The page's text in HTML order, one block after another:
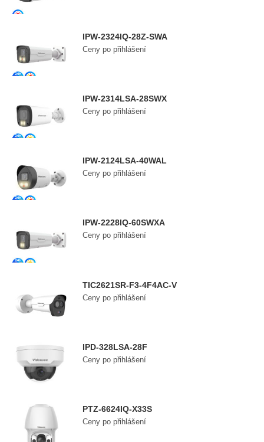
IPW-2324IQ-28Z-SWA
Ceny po přihlášení
IPW-2314LSA-28SWX
Ceny po přihlášení
IPW-2124LSA-40WAL
Ceny po přihlášení
IPW-2228IQ-60SWXA
Ceny po přihlášení
TIC2621SR-F3-4F4AC-V
Ceny po přihlášení
IPD-328LSA-28F
Ceny po přihlášení
PTZ-6624IQ-X33S
Ceny po přihlášení